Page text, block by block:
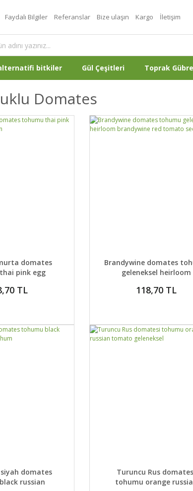
Faydalı Bilgiler Referanslar Bize ulaşın Kargo İletişim
bitkiler Gül Çeşitleri Toprak Gübre
Domates
SEPETE EKLE
domates
pink egg
TL
DETAYLAR SEPETE
Brandywine domates
geleneksel heirloom
118,70 TL
GELİNCE HABER VER
siyah domates
russian
DETAYLAR GELİNCE
Turuncu Rus
tohumu orange